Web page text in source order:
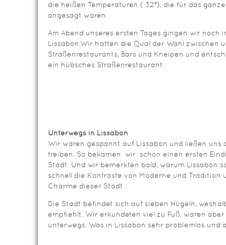
die heißen Temperaturen ( 32°), die für das
angesagt waren.
Am Abend unseres ersten Tages gingen wir noch
Lissabon.Wir hatten die Qual der Wahl zwischen
Straßenrestaurants, Bars und Kneipen und
ein hübsches Straßenrestaurant.
Unterwegs in Lissabon
Wir waren gespannt auf Lissabon und ließen uns
treiben. So bekamen wir schon einen ersten
Stadt. Und wir bemerkten bald, warum Lissabon
schnell die Kontraste von Moderne und Tradition
Charme dieser Stadt.
Die Stadt befindet sich auf sieben Hügeln,
empfiehlt. Wir erkundeten viel zu Fuß, waren aber
unterwegs. Was in Lissabon sehr problemlos und